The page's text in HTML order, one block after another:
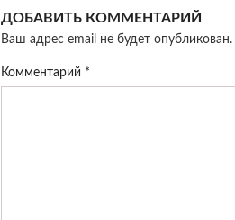
ДОБАВИТЬ КОММЕНТАРИЙ
Ваш адрес email не будет опубликован.
Комментарий *